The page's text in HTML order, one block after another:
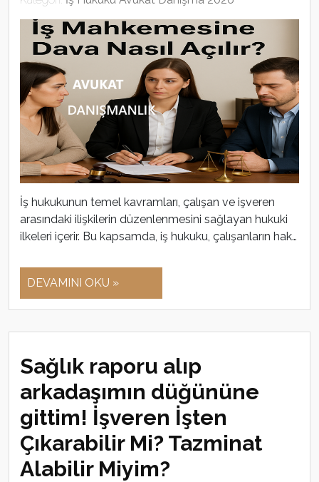
İş hukukunun temel kavramları, çalışan ve işveren
arasındaki ilişkilerin düzenlenmesini sağlayan hukuki
ilkeleri içerir. Bu kapsamda, iş hukuku, çalışanların hak…
DEVAMINI OKU »
Sağlık raporu alıp
arkadaşımın düğününe
gittim! İşveren İşten
Çıkarabilir Mi? Tazminat
Alabilir Miyim?